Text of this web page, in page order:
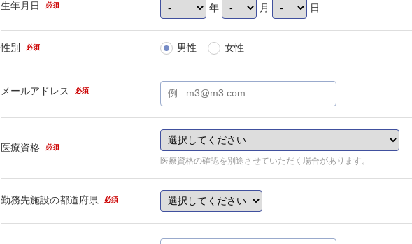
生年月日 必須 年 月 日
性別 必須 男性 女性
メールアドレス 必須
医療資格 必須
医療資格の確認を別途させていただく場合があります。
勤務先施設の都道府県 必須